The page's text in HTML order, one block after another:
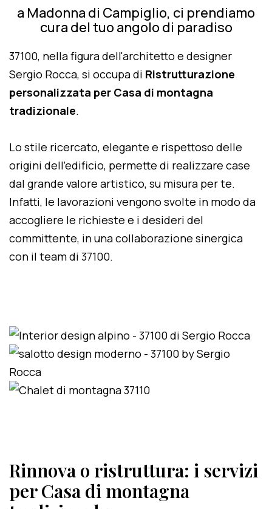
a Madonna di Campiglio, ci prendiamo
cura del tuo angolo di paradiso
37100, nella figura dell'architetto e designer
Sergio Rocca, si occupa di Ristrutturazione
personalizzata per Casa di montagna
tradizionale.
Lo stile ricercato, elegante e rispettoso delle
origini dell'edificio, permette di realizzare case
dal grande valore artistico, su misura per te.
Infatti, le lavorazioni vengono svolte in modo da
accogliere le richieste e i desideri del
committente, in una collaborazione sinergica
con il team di 37100.
Rinnova o ristruttura: i servizi
per Casa di montagna